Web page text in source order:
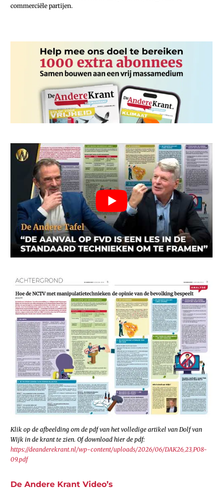
commerciële partijen.
Klik op de afbeelding om de pdf van het volledige artikel van Dolf van
Wijk in de krant te zien. Of download hier de pdf:
https://deanderekrant.nl/wp-content/uploads/2026/06/DAK26_23_P08-
09.pdf
De Andere Krant Video’s